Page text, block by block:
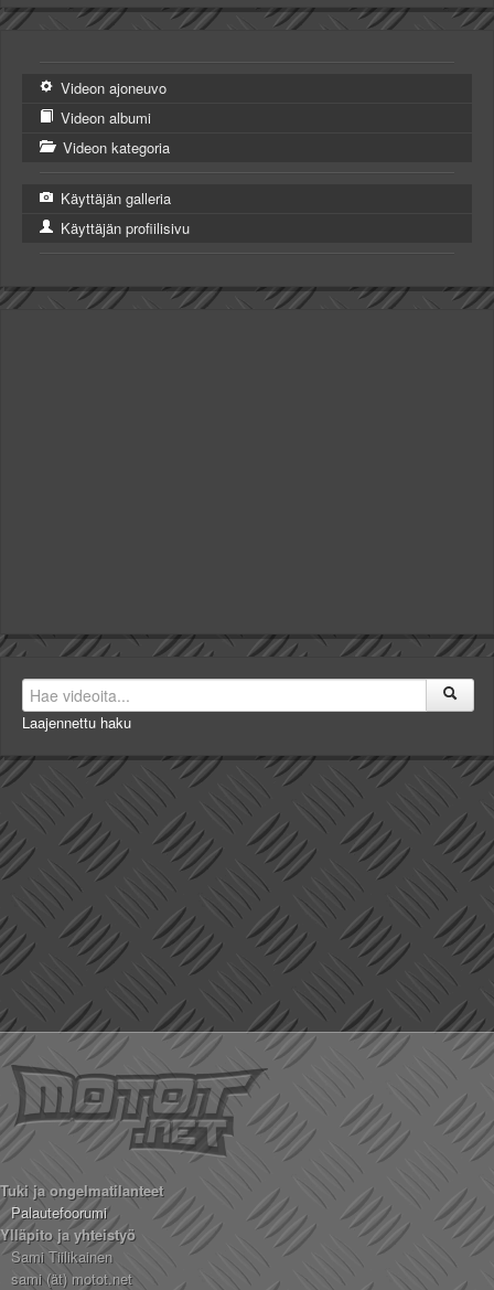
Videon ajoneuvo
Videon albumi
Videon kategoria
Käyttäjän galleria
Käyttäjän profiilisivu
Laajennettu haku
Tuki ja ongelmatilanteet
Palautefoorumi
Ylläpito ja yhteistyö
Sami Tiilikainen
sami (ät) motot.net